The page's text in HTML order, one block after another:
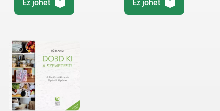
Ez jöhet Ez jöhet